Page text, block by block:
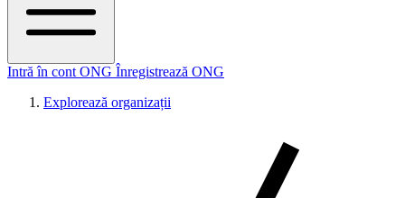
Intră în cont ONG Înregistrează ONG
Explorează organizații